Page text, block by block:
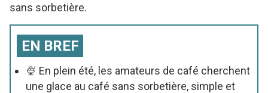
sans sorbetière.
EN BREF
🍨 En plein été, les amateurs de café cherchent
une glace au café sans sorbetière, simple et